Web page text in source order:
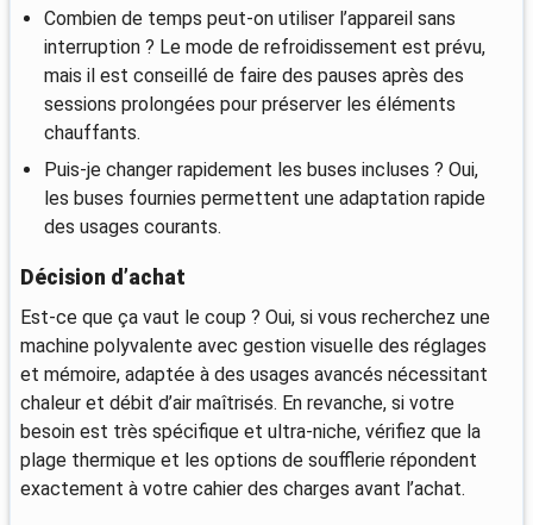
Combien de temps peut-on utiliser l’appareil sans
interruption ? Le mode de refroidissement est prévu,
mais il est conseillé de faire des pauses après des
sessions prolongées pour préserver les éléments
chauffants.
Puis-je changer rapidement les buses incluses ? Oui,
les buses fournies permettent une adaptation rapide
des usages courants.
Décision d’achat
Est-ce que ça vaut le coup ? Oui, si vous recherchez une
machine polyvalente avec gestion visuelle des réglages
et mémoire, adaptée à des usages avancés nécessitant
chaleur et débit d’air maîtrisés. En revanche, si votre
besoin est très spécifique et ultra-niche, vérifiez que la
plage thermique et les options de soufflerie répondent
exactement à votre cahier des charges avant l’achat.